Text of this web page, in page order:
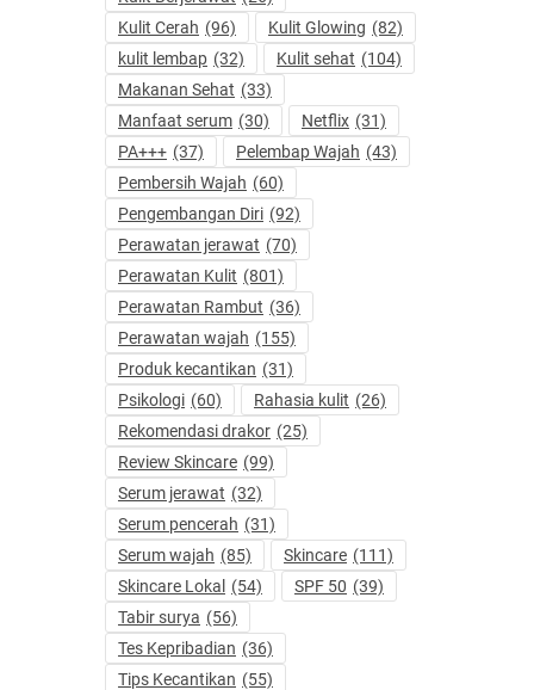
Kulit Cerah (96) Kulit Glowing (82)
kulit lembap (32) Kulit sehat (104)
Makanan Sehat (33)
Manfaat serum (30) Netflix (31)
PA+++ (37) Pelembap Wajah (43)
Pembersih Wajah (60)
Pengembangan Diri (92)
Perawatan jerawat (70)
Perawatan Kulit (801)
Perawatan Rambut (36)
Perawatan wajah (155)
Produk kecantikan (31)
Psikologi (60) Rahasia kulit (26)
Rekomendasi drakor (25)
Review Skincare (99)
Serum jerawat (32)
Serum pencerah (31)
Serum wajah (85) Skincare (111)
Skincare Lokal
(54) SPF 50 (39)
Tabir surya (56)
Tes Kepribadian (36)
Tips Kecantikan (55)